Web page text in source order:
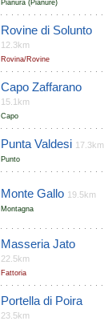
Pianura (Pianure)
Rovine di Solunto
12.3km
Rovina/Rovine
Capo Zaffarano
15.1km
Capo
Punta Valdesi 17.3km
Punto
Monte Gallo 19.5km
Montagna
Masseria Jato
22.5km
Fattoria
Portella di Poira
23.5km